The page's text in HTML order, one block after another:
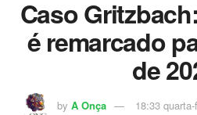
Caso
é remarcado
de
by A Onça 18:33